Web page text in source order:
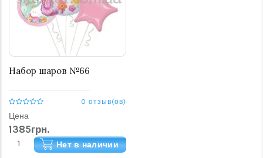
Набор шаров №66
0 отзыв(ов)
Цена
1385грн.
Нет в наличии